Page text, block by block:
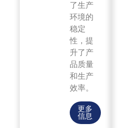
了生产
环境的
稳定
性，提
升了产
品质量
和生产
效率。
更多
信息